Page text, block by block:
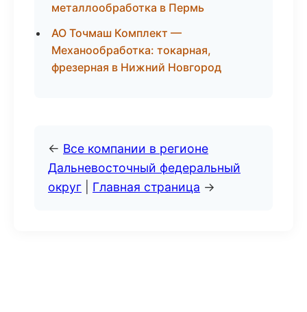
металлообработка в Пермь
АО Точмаш Комплект —
Механообработка: токарная,
фрезерная в Нижний Новгород
← Все компании в регионе
Дальневосточный федеральный
округ
Главная страница →